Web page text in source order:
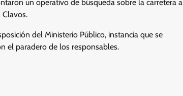
un operativo de búsqueda sobre la carretera a
Clavos.
del Ministerio Público, instancia que se
el paradero de los responsables.